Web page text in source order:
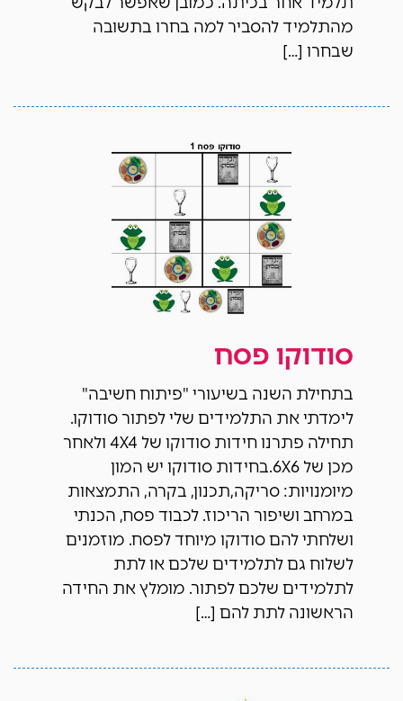
מהתלמיד להסביר למה בחרו בתשובה
שבחרו […]
סודוקו פסח
בתחילת השנה בשיעורי "פיתוח חשיבה"
לימדתי את התלמידים שלי לפתור סודוקו.
תחילה פתרנו חידות סודוקו של 4X4 ולאחר
מכן של 6X6.בחידות סודוקו יש המון
מיומנויות: סריקה,תכנון, בקרה, התמצאות
במרחב ושיפור הריכוז. לכבוד פסח, הכנתי
ושלחתי להם סודוקו מיוחד לפסח. מוזמנים
לשלוח גם לתלמידים שלכם או לתת
לתלמידים שלכם לפתור. מומלץ את החידה
הראשונה לתת להם […]